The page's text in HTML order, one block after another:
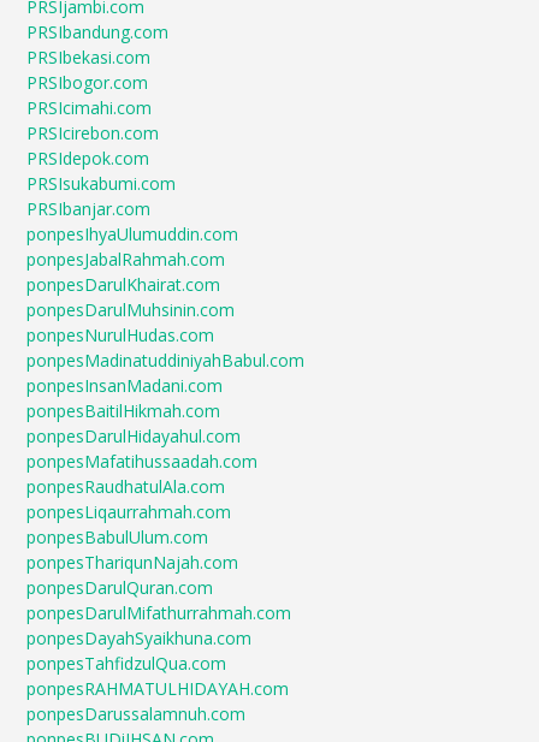
PRSIjambi.com
PRSIbandung.com
PRSIbekasi.com
PRSIbogor.com
PRSIcimahi.com
PRSIcirebon.com
PRSIdepok.com
PRSIsukabumi.com
PRSIbanjar.com
ponpesIhyaUlumuddin.com
ponpesJabalRahmah.com
ponpesDarulKhairat.com
ponpesDarulMuhsinin.com
ponpesNurulHudas.com
ponpesMadinatuddiniyahBabul.com
ponpesInsanMadani.com
ponpesBaitilHikmah.com
ponpesDarulHidayahul.com
ponpesMafatihussaadah.com
ponpesRaudhatulAla.com
ponpesLiqaurrahmah.com
ponpesBabulUlum.com
ponpesThariqunNajah.com
ponpesDarulQuran.com
ponpesDarulMifathurrahmah.com
ponpesDayahSyaikhuna.com
ponpesTahfidzulQua.com
ponpesRAHMATULHIDAYAH.com
ponpesDarussalamnuh.com